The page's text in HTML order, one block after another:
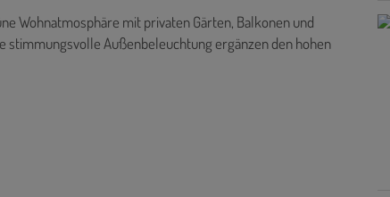
Wohnatmosphäre mit privaten Gärten, Balkonen und
stimmungsvolle Außenbeleuchtung ergänzen den hohen